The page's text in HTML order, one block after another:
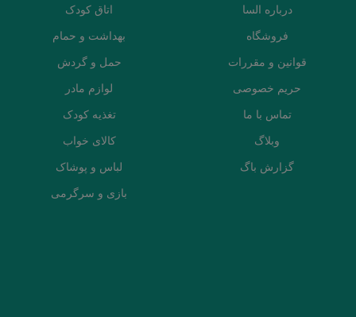
درباره السا
فروشگاه
قوانین و مقررات
حریم خصوصی
تماس با ما
وبلاگ
گزارش باگ
اتاق کودک
بهداشت و حمام
حمل و گردش
لوازم مادر
تغذیه کودک
کالای خواب
لباس و پوشاک
بازی و سرگرمی